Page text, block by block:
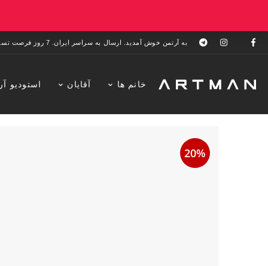
به آرتمن خوش آمدید. ارسال به سراسر ایران. 7 روز فرصت تست در منزل. 1 سال خدمات پس از فروش.
خانم ها آقایان استودیو
20%